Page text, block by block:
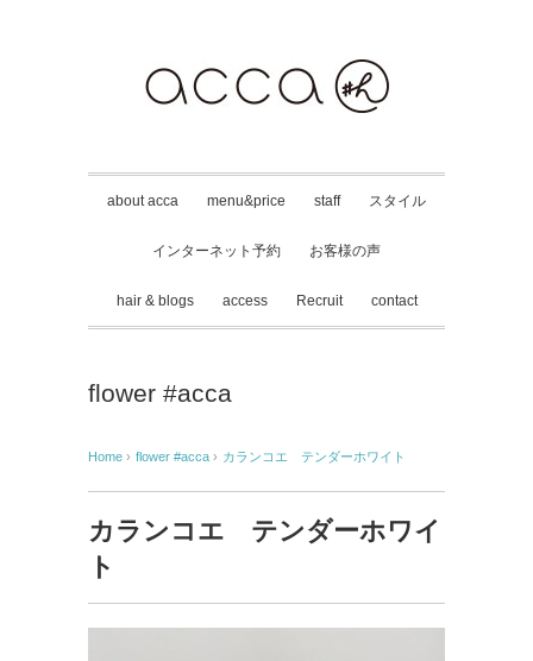
about acca menu&price staff スタイル
インターネット予約 お客様の声
hair & blogs access Recruit contact
flower #acca
Home › flower #acca › カランコエ テンダーホワイト
カランコエ テンダーホワイ
ト